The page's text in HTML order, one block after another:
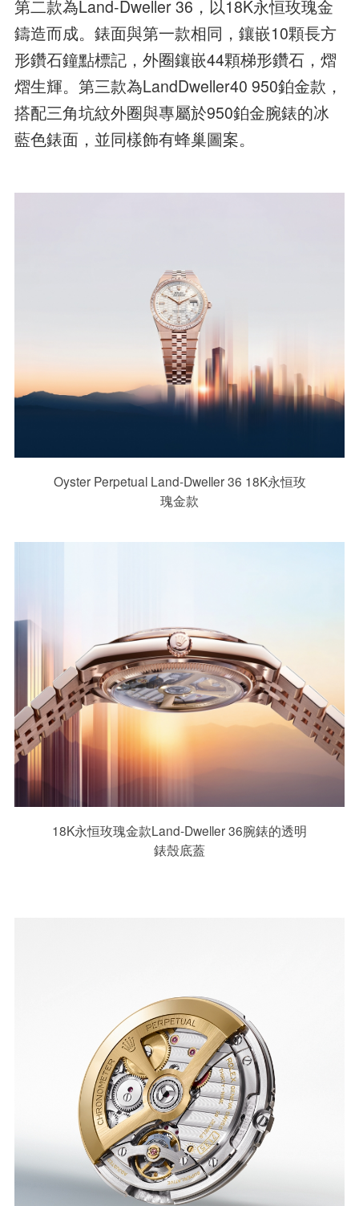
第二款為Land-Dweller 36，以18K永恒玫瑰金
鑄造而成。錶面與第一款相同，鑲嵌10顆長方
形鑽石鐘點標記，外圈鑲嵌44顆梯形鑽石，熠
熠生輝。第三款為LandDweller40 950鉑金款，
搭配三角坑紋外圈與專屬於950鉑金腕錶的冰
藍色錶面，並同樣飾有蜂巢圖案。
Oyster Perpetual Land-Dweller 36 18K永恒玫
瑰金款
18K永恒玫瑰金款Land-Dweller 36腕錶的透明
錶殼底蓋